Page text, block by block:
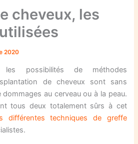
cheveux, les
2020
les possibilités de méthodes
de cheveux sont sans
au cerveau ou à la peau.
tous deux totalement sûrs à cet
différentes techniques de greffe